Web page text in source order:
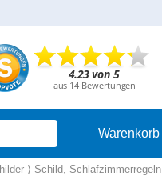
Warenkorb
⟩ Schild, Schlafzimmerregeln